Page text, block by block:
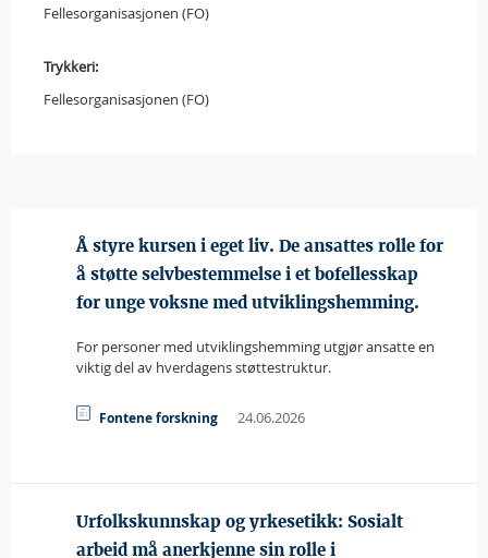
Fellesorganisasjonen (FO)
Trykkeri:
Fellesorganisasjonen (FO)
Å styre kursen i eget liv. De ansattes rolle for
å støtte selvbestemmelse i et bofellesskap
for unge voksne med utviklingshemming.
For personer med utviklingshemming utgjør ansatte en
viktig del av hverdagens støttestruktur.
Fontene forskning 24.06.2026
Urfolkskunnskap og yrkesetikk: Sosialt
arbeid må anerkjenne sin rolle i